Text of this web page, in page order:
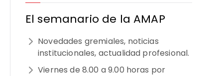
El semanario de la AMAP
Novedades gremiales, noticias
institucionales, actualidad profesional.
Viernes de 8.00 a 9.00 horas por